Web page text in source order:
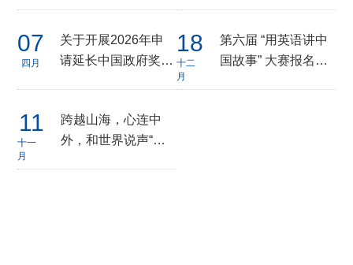
07
四月
关于开展2026年申
请延长中国政府奖学
18
十二
月
第六届 “用英语讲中
国故事” 大赛报名通
11
十一
月
跨越山海，心连中
外，和世界说声“你